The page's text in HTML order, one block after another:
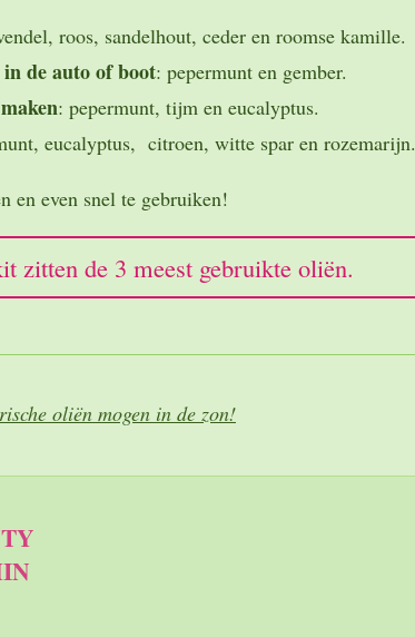
roos, sandelhout, ceder en roomse kamille.
in de auto of boot: pepermunt en gember.
: pepermunt, tijm en eucalyptus.
eucalyptus, citroen, witte spar en rozemarijn.
en even snel te gebruiken!
zitten de 3 meest gebruikte oliën.
oliën mogen in de zon!